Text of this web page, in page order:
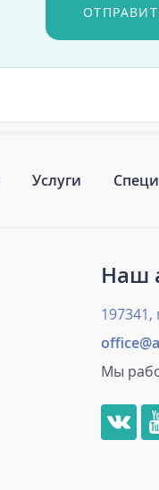
Услуги
Наш
197341,
Мы